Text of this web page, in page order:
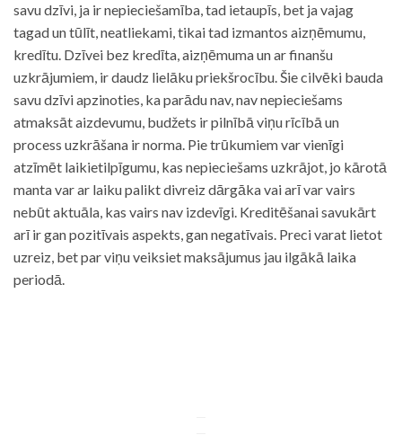
savu dzīvi, ja ir nepieciešamība, tad ietaupīs, bet ja vajag
tagad un tūlīt, neatliekami, tikai tad izmantos aizņēmumu,
kredītu. Dzīvei bez kredīta, aizņēmuma un ar finanšu
uzkrājumiem, ir daudz lielāku priekšrocību. Šie cilvēki bauda
savu dzīvi apzinoties, ka parādu nav, nav nepieciešams
atmaksāt aizdevumu, budžets ir pilnībā viņu rīcībā un
process uzkrāšana ir norma. Pie trūkumiem var vienīgi
atzīmēt laikietilpīgumu, kas nepieciešams uzkrājot, jo kārotā
manta var ar laiku palikt divreiz dārgāka vai arī var vairs
nebūt aktuāla, kas vairs nav izdevīgi. Kreditēšanai savukārt
arī ir gan pozitīvais aspekts, gan negatīvais. Preci varat lietot
uzreiz, bet par viņu veiksiet maksājumus jau ilgākā laika
periodā.